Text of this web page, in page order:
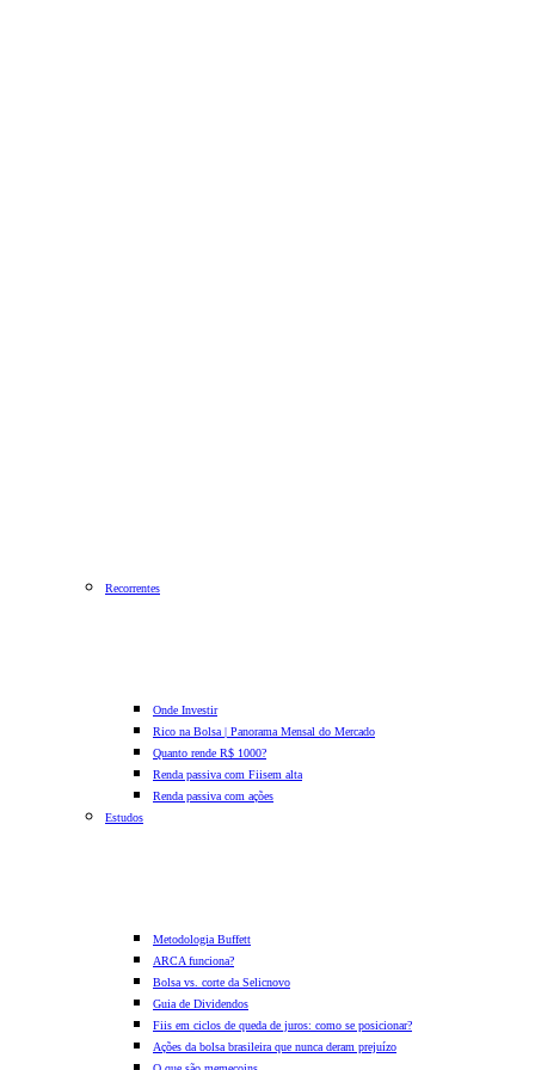
Recorrentes
Onde Investir
Rico na Bolsa | Panorama Mensal do Mercado
Quanto rende R$ 1000?
Renda passiva com Fiisem alta
Renda passiva com ações
Estudos
Metodologia Buffett
ARCA funciona?
Bolsa vs. corte da Selicnovo
Guia de Dividendos
Fiis em ciclos de queda de juros: como se posicionar?
Ações da bolsa brasileira que nunca deram prejuízo